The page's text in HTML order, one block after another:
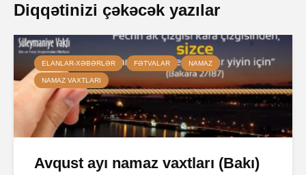
Diqqətinizi çəkəcək yazılar
ELANLAR-XƏBƏRLƏR FƏTVALAR NAMAZ
NAMAZ VAXTLARI
Avqust ayı namaz vaxtları (Bakı)